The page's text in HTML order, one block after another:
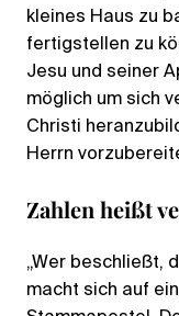
kleines Haus zu
fertigstellen zu
Jesu und seiner
möglich um sich
Christi
Herrn
Zahlen heißt
„Wer beschließt,
macht sich auf